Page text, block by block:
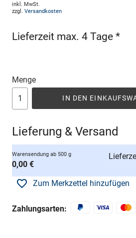
inkl. MwSt.
zzgl. Versandkosten
Lieferzeit max. 4 Tage *
Menge
IN DEN
Lieferung & Versand
Warensendung ab 500 g
0,00 €
Zum Merkzettel hinzufügen
Zahlungsarten: